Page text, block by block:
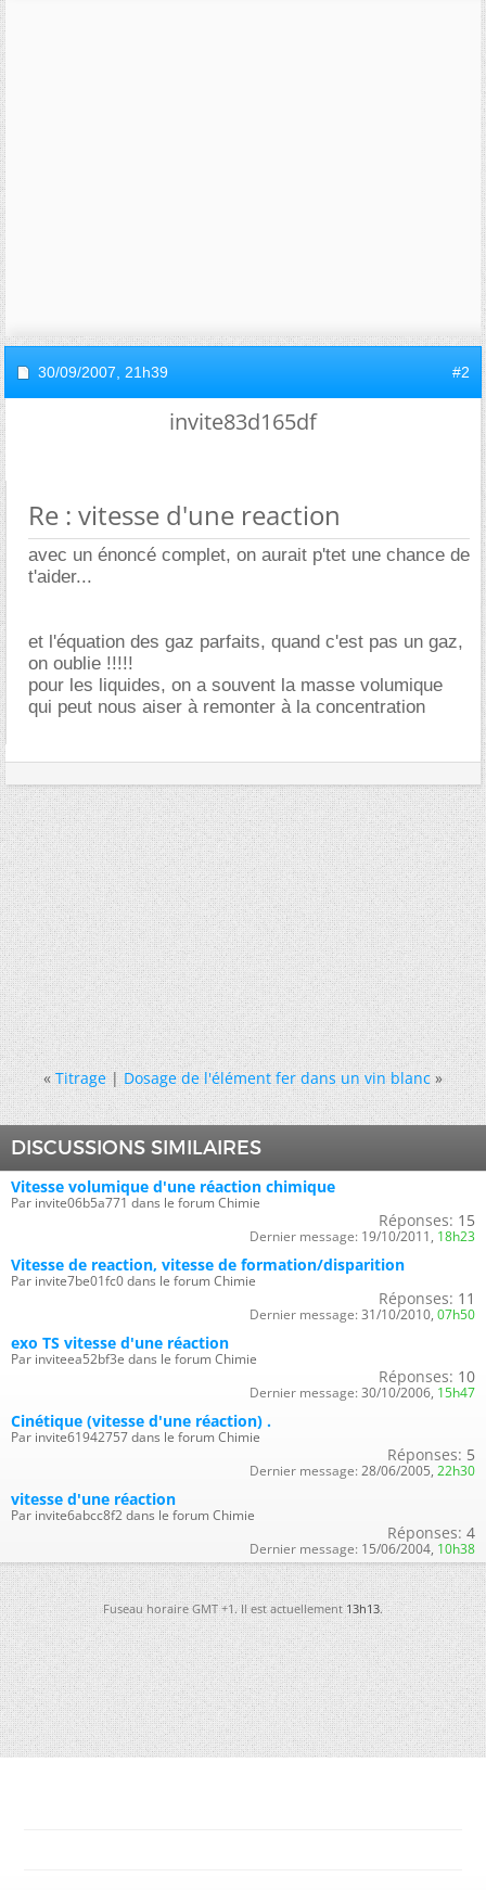
30/09/2007, 21h39 #2
invite83d165df
Re : vitesse d'une reaction
avec un énoncé complet, on aurait p'tet une chance de
t'aider...
et l'équation des gaz parfaits, quand c'est pas un gaz,
on oublie !!!!!
pour les liquides, on a souvent la masse volumique
qui peut nous aiser à remonter à la concentration
« Titrage|Dosage de l'élément fer dans un vin blanc »
DISCUSSIONS SIMILAIRES
Vitesse volumique d'une réaction chimique
Par invite06b5a771 dans le forum Chimie
Réponses: 15
Dernier message: 19/10/2011, 18h23
Vitesse de reaction, vitesse de formation/disparition
Par invite7be01fc0 dans le forum Chimie
Réponses: 11
Dernier message: 31/10/2010, 07h50
exo TS vitesse d'une réaction
Par inviteea52bf3e dans le forum Chimie
Réponses: 10
Dernier message: 30/10/2006, 15h47
Cinétique (vitesse d'une réaction) .
Par invite61942757 dans le forum Chimie
Réponses: 5
Dernier message: 28/06/2005, 22h30
vitesse d'une réaction
Par invite6abcc8f2 dans le forum Chimie
Réponses: 4
Dernier message: 15/06/2004, 10h38
Fuseau horaire GMT +1. Il est actuellement13h13.